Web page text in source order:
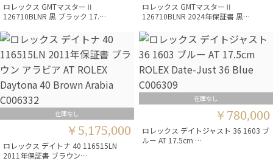
ロレックス GMTマスターⅡ
126710BLNR 黒 ブラック 17.…
ロレックス GMTマスターⅡ
126710BLNR 2024年保証書 黒…
在庫なし
￥5,175,000
ロレックス デイトナ 40 116515LN
2011年保証書 ブラウン…
在庫なし
￥780,000
ロレックス デイトジャスト 36 1603 ブ
ルー AT 17.5cm …